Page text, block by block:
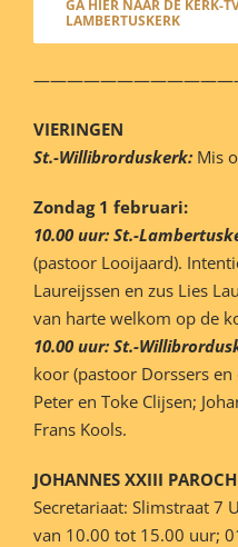
GA HIER NAAR DE KERK-
LAMBERTUSKERK
VIERINGEN
St.-Willibrorduskerk: Mis
Zondag 1 februari:
10.00 uur: St.-
(pastoor Looijaard).
Laureijssen en zus Lies
van harte welkom op de
10.00 uur: St.-
koor (pastoor Dorssers
Peter en Toke Clijsen;
Frans Kools.
JOHANNES XXIII
Secretariaat: Slimstraat 7
van 10.00 tot 15.00 uur;